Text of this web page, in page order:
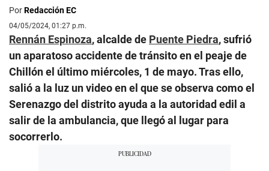
PorRedacción EC
04/05/2024, 01:27 p.m.
Rennán Espinoza, alcalde de Puente Piedra, sufrió
un aparatoso accidente de tránsito en el peaje de
Chillón el último miércoles, 1 de mayo. Tras ello,
salió a la luz un video en el que se observa como el
Serenazgo del distrito ayuda a la autoridad edil a
salir de la ambulancia, que llegó al lugar para
socorrerlo.